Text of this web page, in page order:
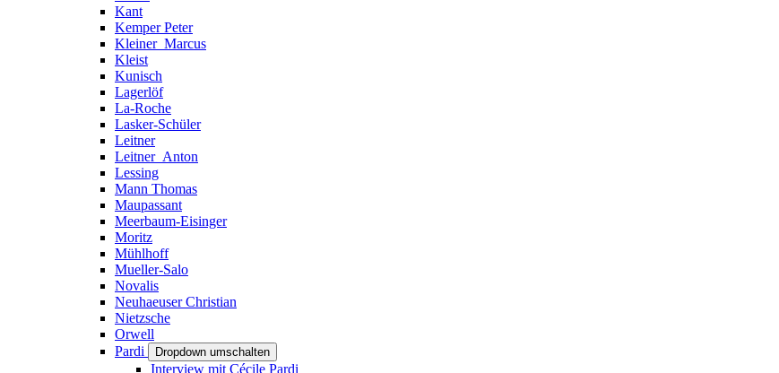
Kant
Kemper Peter
Kleiner_Marcus
Kleist
Kunisch
Lagerlöf
La-Roche
Lasker-Schüler
Leitner
Leitner_Anton
Lessing
Mann Thomas
Maupassant
Meerbaum-Eisinger
Moritz
Mühlhoff
Mueller-Salo
Novalis
Neuhaeuser Christian
Nietzsche
Orwell
Pardi
Dropdown umschalten
Interview mit Cécile Pardi